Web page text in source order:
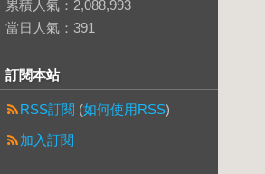
累積人氣： 2,088,993
當日人氣： 391
訂閱本站
RSS訂閱 (如何使用RSS)
加入訂閱